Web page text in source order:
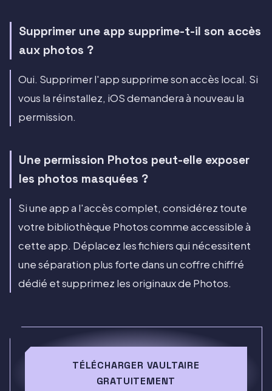
Supprimer une app supprime-t-il son accès
aux photos ?
Oui. Supprimer l'app supprime son accès local. Si
vous la réinstallez, iOS demandera à nouveau la
permission.
Une permission Photos peut-elle exposer
les photos masquées ?
Si une app a l'accès complet, considérez toute
votre bibliothèque Photos comme accessible à
cette app. Déplacez les fichiers qui nécessitent
une séparation plus forte dans un coffre chiffré
dédié et supprimez les originaux de Photos.
TÉLÉCHARGER VAULTAIRE
GRATUITEMENT